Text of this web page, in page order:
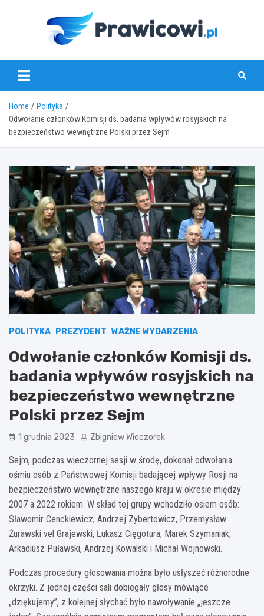
www.prawicowi.pl
Home
Polityka
Odwołanie członków Komisji ds. badania wpływów rosyjskich na
bezpieczeństwo wewnętrzne Polski przez Sejm
POLITYKA PREZYDENT WAŻNE WYDARZENIA
Odwołanie członków Komisji ds.
badania wpływów rosyjskich na
bezpieczeństwo wewnętrzne
Polski przez Sejm
1 grudnia 2023 Zbigniew Wieczorek
Sejm, podczas wieczornej sesji w środę, dokonał odwołania
ośmiu osób z Państwowej Komisji badającej wpływy Rosji na
bezpieczeństwo wewnętrzne naszego kraju w okresie między
2007 a 2022 rokiem. W skład tej grupy wchodziło osiem osób:
Sławomir Cenckiewicz, Andrzej Zybertowicz, Przemysław
Żurawski vel Grajewski, Łukasz Cięgotura, Marek Szymaniak,
Arkadiusz Puławski, Andrzej Kowalski i Michał Wojnowski.
Podczas procedury głosowania można było usłyszeć różnorodne
okrzyki. Z jednej części sali dobiegały głosy mówiące
„dziękujemy”, z kolejnej słychać było nawoływanie „jeszcze